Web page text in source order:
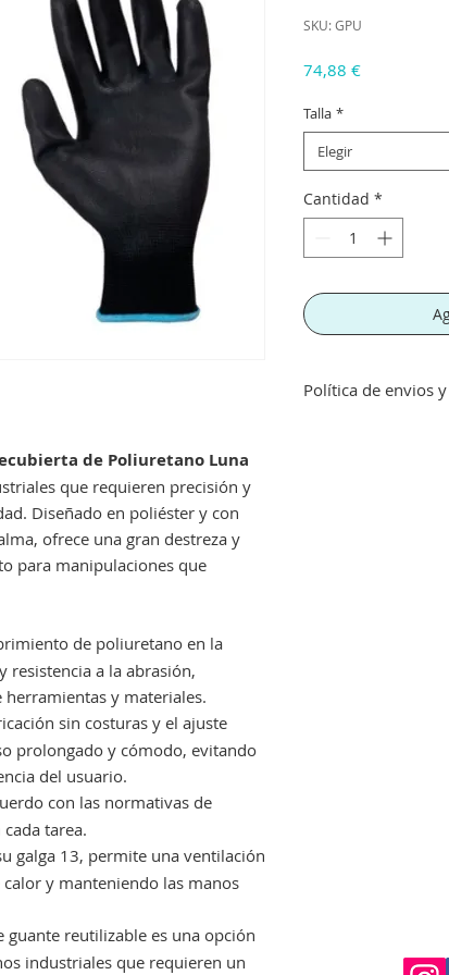
de Poliuretano Luna
que requieren precisión y
Diseñado en poliéster y con
ofrece una gran destreza y
para manipulaciones que
de poliuretano en la
resistencia a la abrasión,
y materiales.
sin costuras y el ajuste
prolongado y cómodo, evitando
del usuario.
con las normativas de
tarea.
galga 13, permite una ventilación
y manteniendo las manos
guante reutilizable es una opción
industriales que requieren un
SKU: GPU
74,88 €Precio
Talla *
Elegir
Cantidad *
Política de envios